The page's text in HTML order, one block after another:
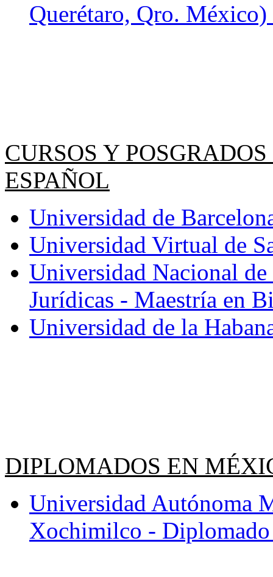
Querétaro, Qro.
CURSOS Y
ESPAÑOL
Universidad de
Universidad Virtual de
Universidad Nacional
Jurídicas - Maestría en
Universidad de la
DIPLOMADOS EN
Universidad Autónoma
Xochimilco -